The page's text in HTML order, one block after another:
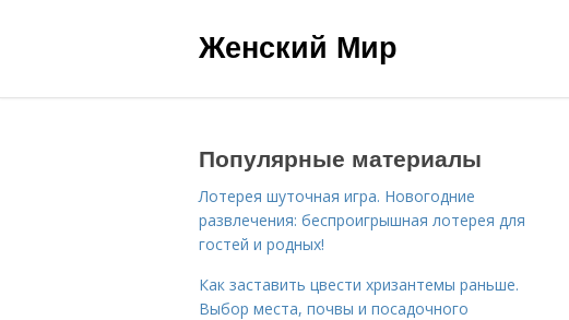
Женский Мир
Популярные материалы
Лотерея шуточная игра. Новогодние
развлечения: беспроигрышная лотерея для
гостей и родных!
Как заставить цвести хризантемы раньше.
Выбор места, почвы и посадочного